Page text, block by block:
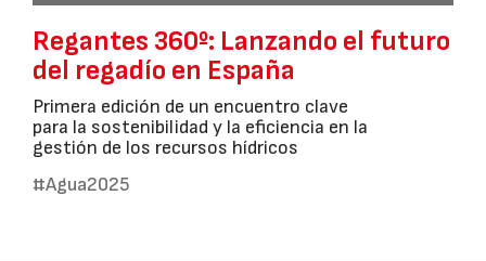
Regantes 360º: Lanzando el futuro
del regadío en España
Primera edición de un encuentro clave
para la sostenibilidad y la eficiencia en la
gestión de los recursos hídricos
#Agua2025